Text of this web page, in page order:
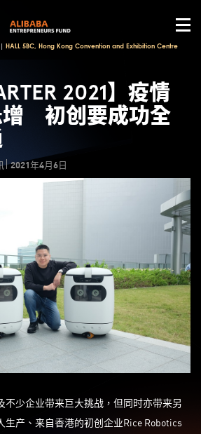
| HALL 5BC, Hong Kong Convention and Exhibition Centre
2021】疫情
增 初创要成功全
2021年4月6日
不少企业带来巨大挑战，但同时亦带来另
生产、来自香港的初创企业Rice Robotics